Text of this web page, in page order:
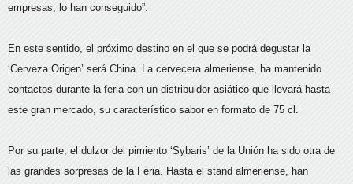
empresas, lo han conseguido”.
En este sentido, el próximo destino en el que se podrá degustar la
‘Cerveza Origen’ será China. La cervecera almeriense, ha mantenido
contactos durante la feria con un distribuidor asiático que llevará hasta
este gran mercado, su característico sabor en formato de 75 cl.
Por su parte, el dulzor del pimiento ‘Sybaris’ de la Unión ha sido otra de
las grandes sorpresas de la Feria. Hasta el stand almeriense, han